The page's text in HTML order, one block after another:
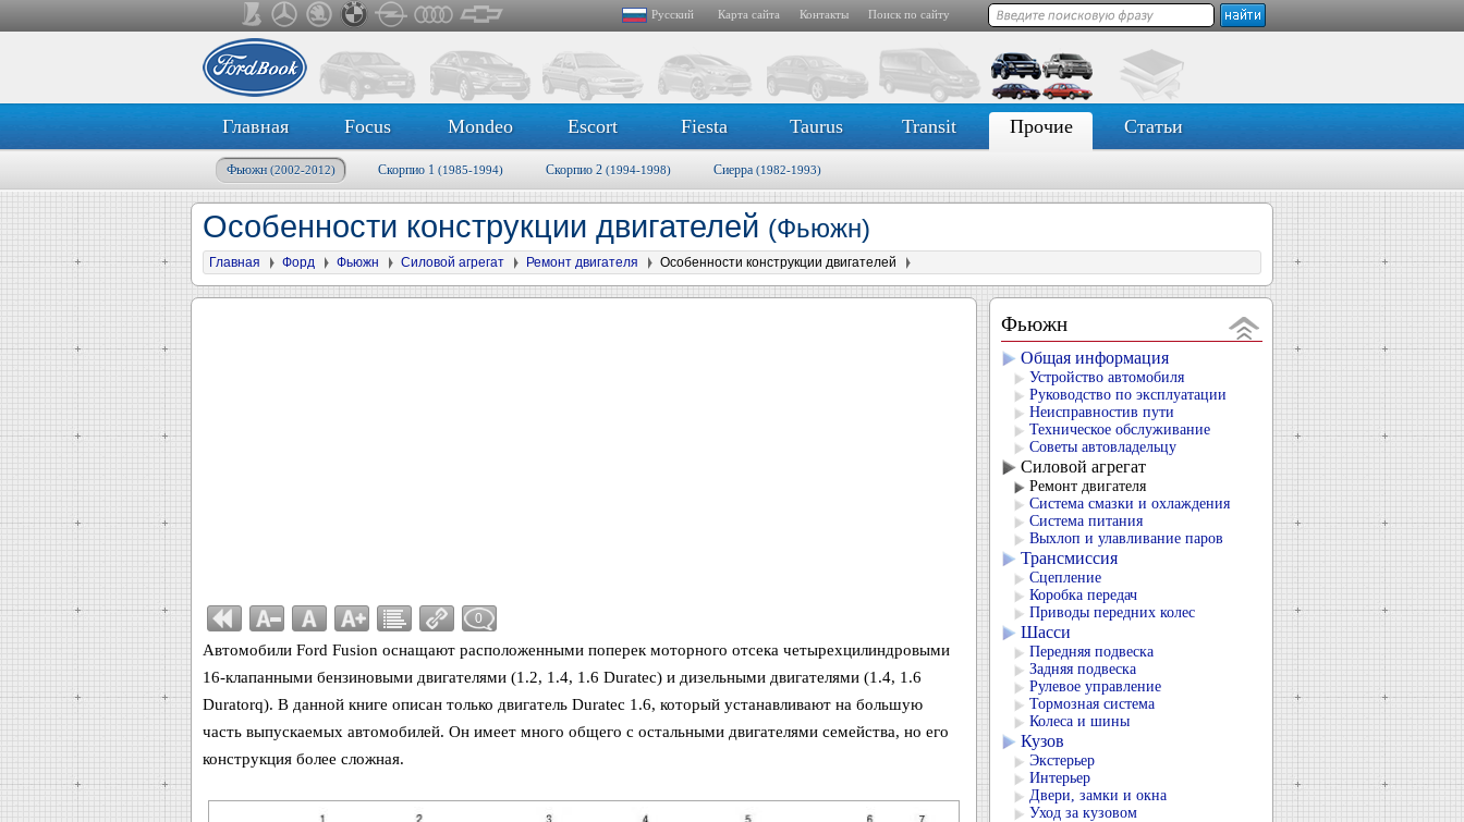
Русский Карта сайта Контакты Поиск по сайту
Главная Focus Mondeo Escort Fiesta Taurus Transit Прочие Статьи
Фьюжн (2002-2012) Скорпио 1 (1985-1994) Скорпио 2 (1994-1998) Сиерра (1982-1993)
Особенности конструкции двигателей (Фьюжн)
Главная Форд Фьюжн Силовой агрегат Ремонт двигателя Особенности конструкции двигателей
0
Автомобили Ford Fusion оснащают расположенными поперек моторного отсека четырехцилиндровыми
16-клапанными бензиновыми двигателями (1.2, 1.4, 1.6 Duratec) и дизельными двигателями (1.4, 1.6
Duratorq). В данной книге описан только двигатель Duratec 1.6, который устанавливают на большую
часть выпускаемых автомобилей. Он имеет много общего с остальными двигателями семейства, но его
конструкция более сложная.
Фьюжн
Общая информация
Устройство автомобиля
Руководство по эксплуатации
Неисправностив пути
Техническое обслуживание
Советы автовладельцу
Силовой агрегат
Ремонт двигателя
Система смазки и охлаждения
Система питания
Выхлоп и улавливание паров
Трансмиссия
Сцепление
Коробка передач
Приводы передних колес
Шасси
Передняя подвеска
Задняя подвеска
Рулевое управление
Тормозная система
Колеса и шины
Кузов
Экстерьер
Интерьер
Двери, замки и окна
Уход за кузовом